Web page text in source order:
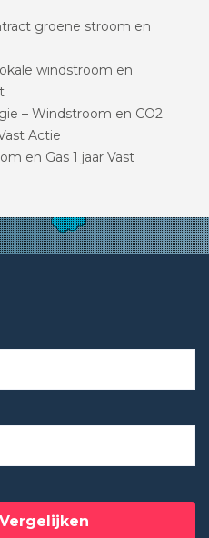
groene stroom en
windstroom en
– Windstroom en CO2
Actie
en Gas 1 jaar Vast